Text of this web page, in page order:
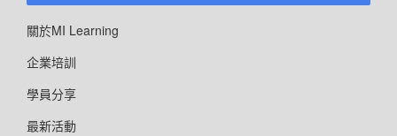
關於MI Learning
企業培訓
學員分享
最新活動